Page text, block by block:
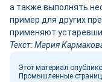
а также выполнять
пример для других
применяют
Текст: Мария
Этот материал
Промышленные